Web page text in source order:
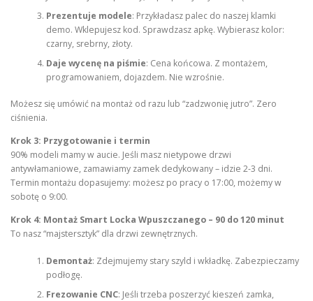
Prezentuje modele: Przykładasz palec do naszej klamki
demo. Wklepujesz kod. Sprawdzasz apkę. Wybierasz kolor:
czarny, srebrny, złoty.
Daje wycenę na piśmie: Cena końcowa. Z montażem,
programowaniem, dojazdem. Nie wzrośnie.
Możesz się umówić na montaż od razu lub “zadzwonię jutro”. Zero
ciśnienia.
Krok 3: Przygotowanie i termin
90% modeli mamy w aucie. Jeśli masz nietypowe drzwi
antywłamaniowe, zamawiamy zamek dedykowany – idzie 2-3 dni.
Termin montażu dopasujemy: możesz po pracy o 17:00, możemy w
sobotę o 9:00.
Krok 4: Montaż Smart Locka Wpuszczanego – 90 do 120 minut
To nasz “majstersztyk” dla drzwi zewnętrznych.
Demontaż: Zdejmujemy stary szyld i wkładkę. Zabezpieczamy
podłogę.
Frezowanie CNC: Jeśli trzeba poszerzyć kieszeń zamka,